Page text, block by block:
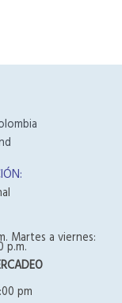
Martes a viernes:
p.m.
pm